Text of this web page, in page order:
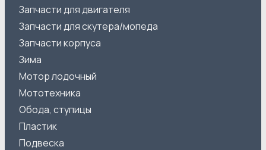
Запчасти для двигателя
Запчасти для скутера/мопеда
Запчасти корпуса
Зима
Мотор лодочный
Мототехника
Обода, ступицы
Пластик
Подвеска